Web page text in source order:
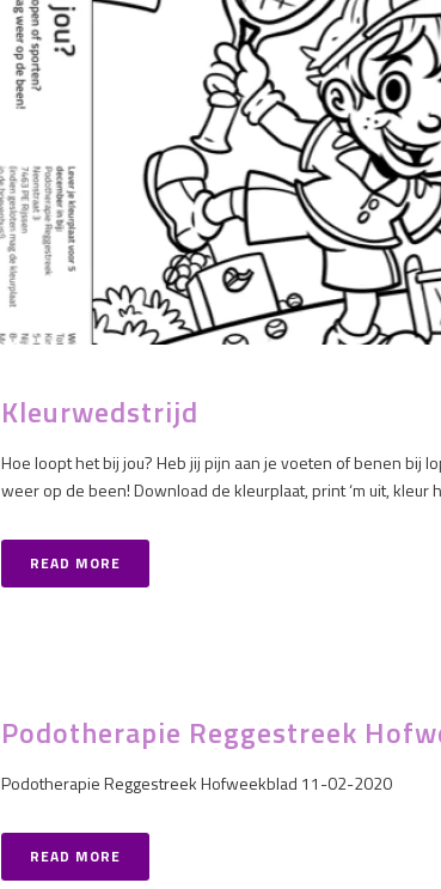
Kleurwedstrijd
Hoe loopt het bij jou? Heb jij pijn aan je voeten of benen bij
weer op de been! Download de kleurplaat, print ‘m uit, kleur
READ MORE
Podotherapie Reggestreek
Podotherapie Reggestreek Hofweekblad 11-02-2020
READ MORE